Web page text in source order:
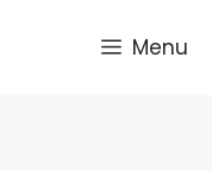
Menu